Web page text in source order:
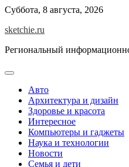
Skip
content
Суббота, 8 августа, 2026
sketchie.ru
Региональный
Авто
Архитектура и дизайн
Здоровье и красота
Интересное
Компьютеры и гаджеты
Наука и технологии
Новости
Семья и дети